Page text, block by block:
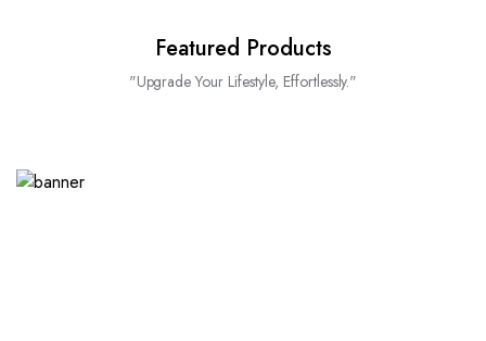
Featured Products
"Upgrade Your Lifestyle, Effortlessly."